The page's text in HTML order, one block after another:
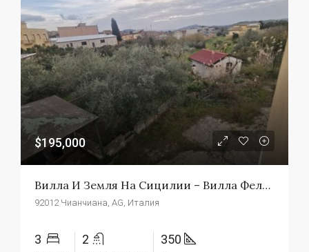
$195,000
Вилла И Земля На Сицилии – Вилла Феличе
92012 Чианчиана, AG, Италия
3 2 350